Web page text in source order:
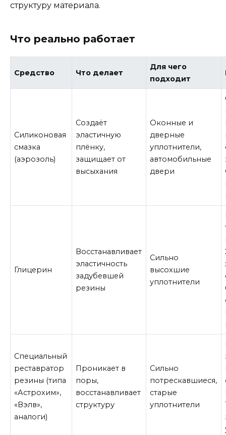
структуру материала.
Что реально работает
Средство Что делает
Для чего
подходит
Силиконовая
смазка
(аэрозоль)
Создаёт
эластичную
плёнку,
защищает от
высыхания
Оконные и
дверные
уплотнители,
автомобильные
двери
Глицерин
Восстанавливает
эластичность
задубевшей
резины
Сильно
высохшие
уплотнители
Специальный
реставратор
резины (типа
«Астрохим»,
«Вэлв»,
аналоги)
Проникает в
поры,
восстанавливает
структуру
Сильно
потрескавшиеся,
старые
уплотнители